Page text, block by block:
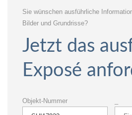
Sie wünschen ausführliche
Bilder und Grundrisse?
Jetzt das
Exposé
Objekt-Nummer